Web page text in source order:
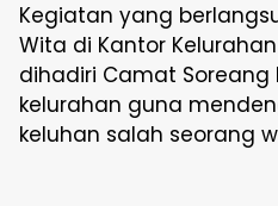
Kegiatan yang
Wita di Kantor
dihadiri Camat Soreang
kelurahan guna
keluhan salah seorang